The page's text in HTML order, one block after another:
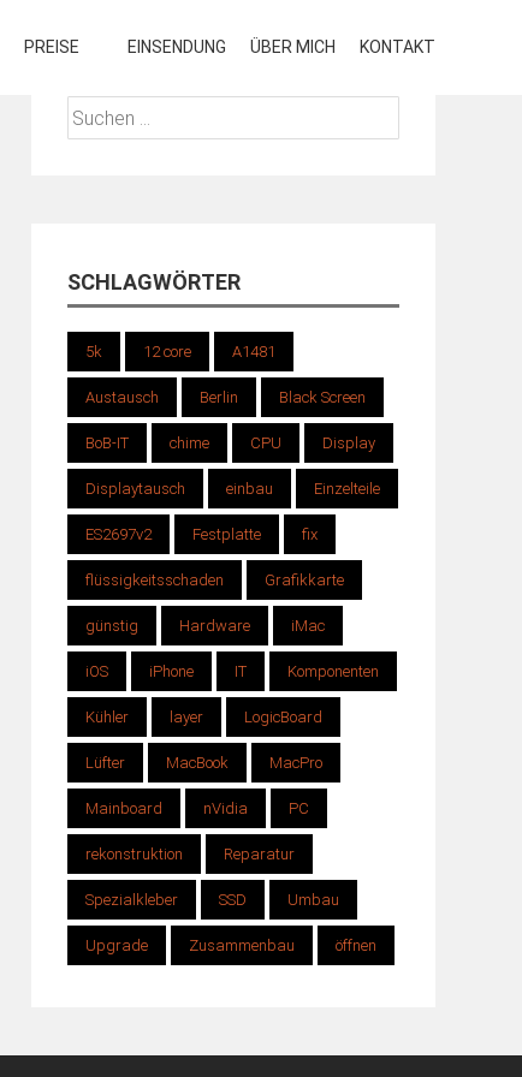
PREISE EINSENDUNG ÜBER MICH KONTAKT
Suchen
nach:
SCHLAGWÖRTER
5k 12 core A1481
Austausch Berlin Black Screen
BoB-IT chime CPU Display
Displaytausch einbau Einzelteile
ES2697v2 Festplatte fix
flüssigkeitsschaden Grafikkarte
günstig Hardware iMac
iOS iPhone IT Komponenten
Kühler layer LogicBoard
Lüfter MacBook MacPro
Mainboard nVidia PC
rekonstruktion Reparatur
Spezialkleber SSD Umbau
Upgrade Zusammenbau öffnen